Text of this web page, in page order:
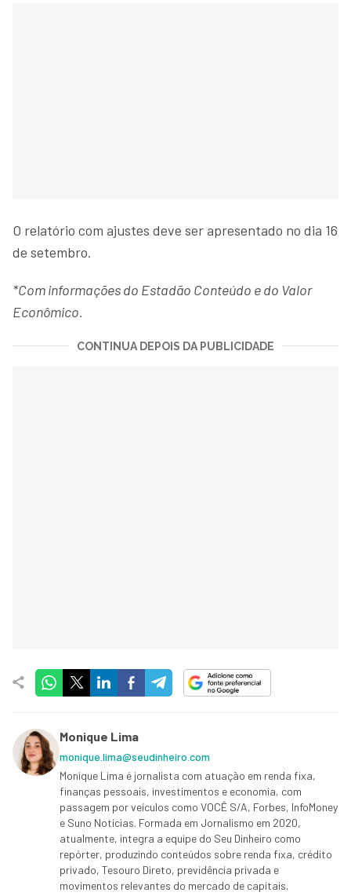
O relatório com ajustes deve ser apresentado no dia 16
de setembro.
*Com informações do Estadão Conteúdo e do Valor
Econômico.
CONTINUA DEPOIS DA PUBLICIDADE
Monique Lima
monique.lima@seudinheiro.com
Monique Lima é jornalista com atuação em renda fixa,
finanças pessoais, investimentos e economia, com
passagem por veículos como VOCÊ S/A, Forbes, InfoMoney
e Suno Notícias. Formada em Jornalismo em 2020,
atualmente, integra a equipe do Seu Dinheiro como
repórter, produzindo conteúdos sobre renda fixa, crédito
privado, Tesouro Direto, previdência privada e
movimentos relevantes do mercado de capitais.